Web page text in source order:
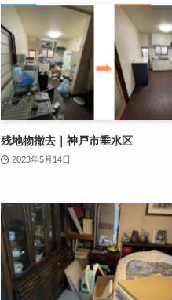
残地物撤去｜神戸市垂水区
2023年5月14日